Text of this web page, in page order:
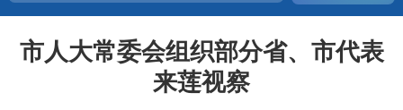
市人大常委会组织部分省、市代表
来莲视察